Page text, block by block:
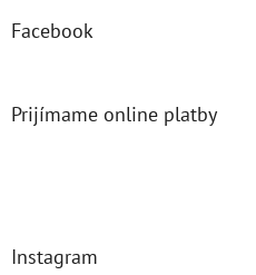
Facebook
Prijímame online platby
Instagram